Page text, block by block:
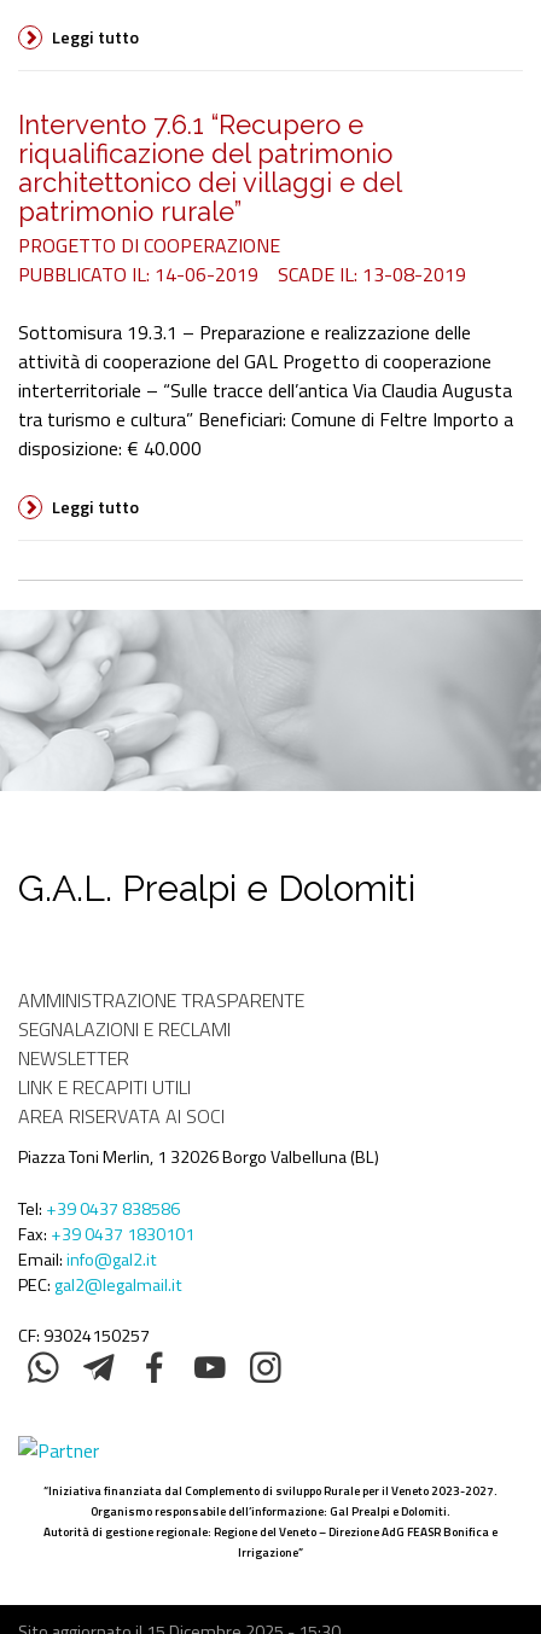
Leggi tutto
Intervento 7.6.1 “Recupero e
riqualificazione del patrimonio
architettonico dei villaggi e del
patrimonio rurale”
PROGETTO DI COOPERAZIONE
PUBBLICATO IL: 14-06-2019
SCADE IL: 13-08-2019
Sottomisura 19.3.1 – Preparazione e realizzazione delle
attività di cooperazione del GAL Progetto di cooperazione
interterritoriale – “Sulle tracce dell’antica Via Claudia Augusta
tra turismo e cultura” Beneficiari: Comune di Feltre Importo a
disposizione: € 40.000
Leggi tutto
G.A.L. Prealpi e Dolomiti
AMMINISTRAZIONE TRASPARENTE
SEGNALAZIONI E RECLAMI
NEWSLETTER
LINK E RECAPITI UTILI
AREA RISERVATA AI SOCI
Piazza Toni Merlin, 1 32026 Borgo Valbelluna (BL)
Tel: +39 0437 838586
Fax: +39 0437 1830101
Email:info@gal2.it
PEC:gal2@legalmail.it
CF: 93024150257
“Iniziativa finanziata dal Complemento di sviluppo Rurale per il Veneto 2023-2027.
Organismo responsabile dell’informazione: Gal Prealpi e Dolomiti.
Autorità di gestione regionale: Regione del Veneto – Direzione AdG FEASR Bonifica e
Irrigazione”